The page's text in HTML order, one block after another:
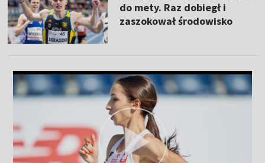
do mety. Raz dobiegł i
zaszokował środowisko